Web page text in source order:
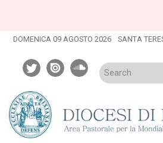
content
DOMENICA 09 AGOSTO 2026
SANTA
twitterissuusoundcloud